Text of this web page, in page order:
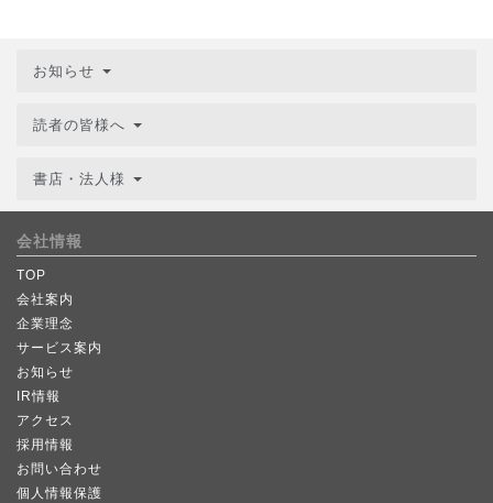
お知らせ
読者の皆様へ
書店・法人様
会社情報
TOP
会社案内
企業理念
サービス案内
お知らせ
IR情報
アクセス
採用情報
お問い合わせ
個人情報保護